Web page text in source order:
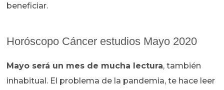
beneficiar.
Horóscopo Cáncer estudios Mayo 2020
Mayo será un mes de mucha lectura, también
inhabitual. El problema de la pandemia, te hace leer